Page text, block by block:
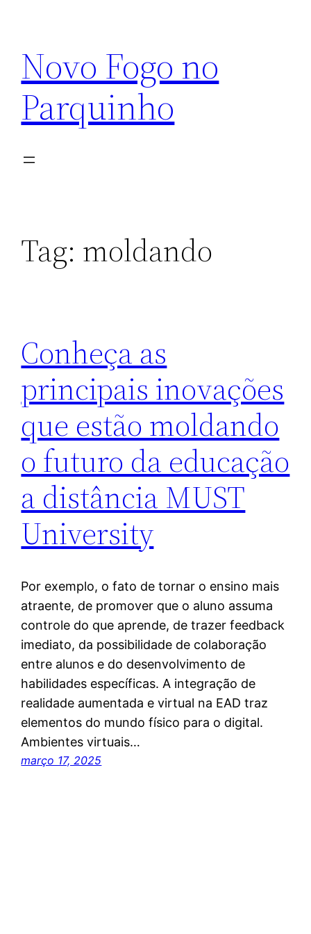
conteúdo
Novo Fogo no
Parquinho
Tag: moldando
Conheça as
principais inovações
que estão moldando
o futuro da educação
a distância MUST
University
Por exemplo, o fato de tornar o ensino mais
atraente, de promover que o aluno assuma
controle do que aprende, de trazer feedback
imediato, da possibilidade de colaboração
entre alunos e do desenvolvimento de
habilidades específicas. A integração de
realidade aumentada e virtual na EAD traz
elementos do mundo físico para o digital.
Ambientes virtuais…
março 17, 2025